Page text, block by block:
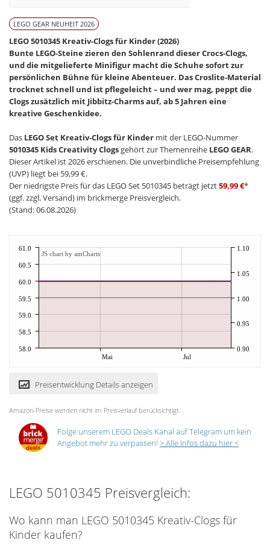
LEGO GEAR NEUHEIT 2026
LEGO 5010345 Kreativ-Clogs für Kinder (2026)
Bunte LEGO-Steine zieren den Sohlenrand dieser Crocs-Clogs,
und die mitgelieferte Minifigur macht die Schuhe sofort zur
persönlichen Bühne für kleine Abenteuer. Das Croslite-Material
trocknet schnell und ist pflegeleicht – und wer mag, peppt die
Clogs zusätzlich mit Jibbitz-Charms auf, ab 5 Jahren eine
kreative Geschenkidee.
Das LEGO Set Kreativ-Clogs für Kinder mit der LEGO-Nummer
5010345 Kids Creativity Clogsgehört zur Themenreihe LEGO GEAR.
Dieser Artikel ist 2026 erschienen. Die unverbindliche Preisempfehlung
(UVP) liegt bei 59,99 €.
Der niedrigste Preis für das LEGO Set 5010345 beträgt jetzt59,99 €*
(ggf. zzgl. Versand) im brickmerge Preisvergleich.
(Stand: 06.08.2026)
Mai Jul
58.0
58.5
59.0
59.5
60.0
60.5
61.0
0.90
0.95
1.00
1.05
1.10
JS chart by amCharts
Preisentwicklung Details anzeigen
Amazon-Preise werden nicht im Preisverlauf berücksichtigt.
Folge unserem LEGO Deals Kanal auf Telegram um kein
Angebot mehr zu verpassen! > Alle Infos dazu hier <
LEGO 5010345 Preisvergleich:
Wo kann man LEGO 5010345 Kreativ-Clogs für
Kinder kaufen?